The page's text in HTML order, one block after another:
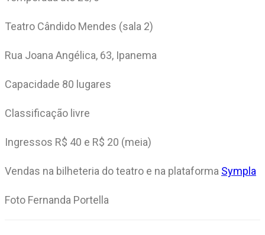
Teatro Cândido Mendes (sala 2)
Rua Joana Angélica, 63, Ipanema
Capacidade 80 lugares
Classificação livre
Ingressos R$ 40 e R$ 20 (meia)
Vendas na bilheteria do teatro e na plataforma Sympla
Foto Fernanda Portella